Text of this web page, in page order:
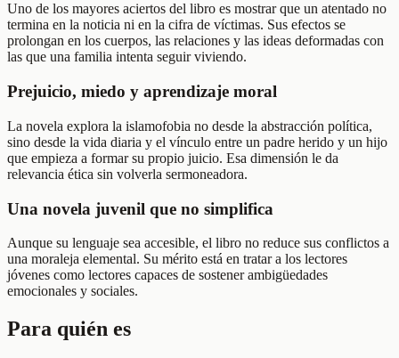
Uno de los mayores aciertos del libro es mostrar que un atentado no
termina en la noticia ni en la cifra de víctimas. Sus efectos se
prolongan en los cuerpos, las relaciones y las ideas deformadas con
las que una familia intenta seguir viviendo.
Prejuicio, miedo y aprendizaje moral
La novela explora la islamofobia no desde la abstracción política,
sino desde la vida diaria y el vínculo entre un padre herido y un hijo
que empieza a formar su propio juicio. Esa dimensión le da
relevancia ética sin volverla sermoneadora.
Una novela juvenil que no simplifica
Aunque su lenguaje sea accesible, el libro no reduce sus conflictos a
una moraleja elemental. Su mérito está en tratar a los lectores
jóvenes como lectores capaces de sostener ambigüedades
emocionales y sociales.
Para quién es